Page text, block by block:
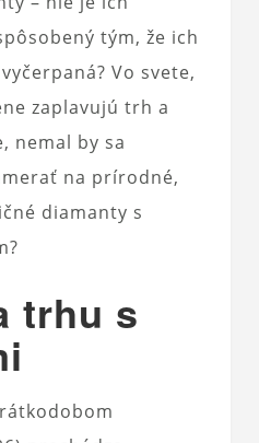
tým, že ich
Vo svete,
zaplavujú trh a
nemal by sa
na prírodné,
diamanty s
trhu s